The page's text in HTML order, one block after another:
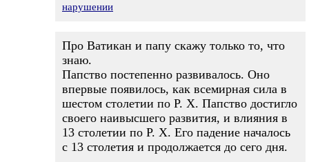
нарушении
Про Ватикан и папу скажу только то, что
знаю.
Папство постепенно развивалось. Оно
впервые появилось, как всемирная сила в
шестом столетии по Р. Х. Папство достигло
своего наивысшего развития, и влияния в
13 столетии по Р. Х. Его падение началось
с 13 столетия и продолжается до сего дня.